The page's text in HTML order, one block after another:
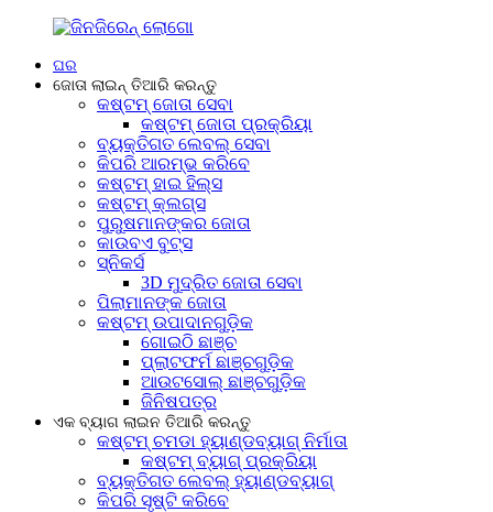
ଘର
ଜୋତା ଲାଇନ୍ ତିଆରି କରନ୍ତୁ
କଷ୍ଟମ୍ ଜୋତା ସେବା
କଷ୍ଟମ୍ ଜୋତା ପ୍ରକ୍ରିୟା
ବ୍ୟକ୍ତିଗତ ଲେବଲ୍ ସେବା
କିପରି ଆରମ୍ଭ କରିବେ
କଷ୍ଟମ୍ ହାଇ ହିଲ୍ସ
କଷ୍ଟମ୍ କ୍ଲଗ୍ସ
ପୁରୁଷମାନଙ୍କର ଜୋତା
କାଉବଏ ବୁଟ୍ସ
ସ୍ନିକର୍ସ
3D ମୁଦ୍ରିତ ଜୋତା ସେବା
ପିଲାମାନଙ୍କ ଜୋତା
କଷ୍ଟମ୍ ଉପାଦାନଗୁଡ଼ିକ
ଗୋଇଠି ଛାଞ୍ଚ
ପ୍ଲାଟଫର୍ମ ଛାଞ୍ଚଗୁଡ଼ିକ
ଆଉଟସୋଲ୍ ଛାଞ୍ଚଗୁଡ଼ିକ
ଜିନିଷପତ୍ର
ଏକ ବ୍ୟାଗ ଲାଇନ ତିଆରି କରନ୍ତୁ
କଷ୍ଟମ୍ ଚମଡା ହ୍ୟାଣ୍ଡବ୍ୟାଗ୍ ନିର୍ମାତା
କଷ୍ଟମ୍ ବ୍ୟାଗ୍ ପ୍ରକ୍ରିୟା
ବ୍ୟକ୍ତିଗତ ଲେବଲ୍ ହ୍ୟାଣ୍ଡବ୍ୟାଗ୍
କିପରି ସୃଷ୍ଟି କରିବେ